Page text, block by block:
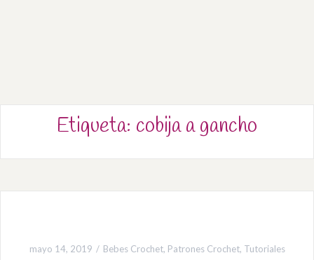
Etiqueta: cobija a gancho
mayo 14, 2019 Bebes Crochet, Patrones Crochet, Tutoriales